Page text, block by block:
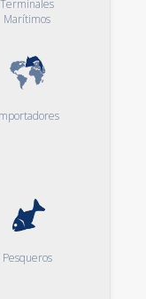
Terminales
Marítimos
Pesqueros